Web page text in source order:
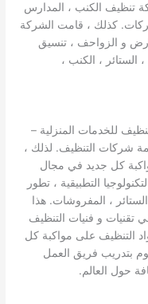
تنظيف الكنب ، المدارس
كذلك ، قامت الشركة
و الزواحف ، تنسيق
الستائر ، الكنب ،
للخدمات المنزلية –
شركات التنظيف. لذلك ،
كل جديد في مجال
التطبيقية ، تطور
، المفروشات. هذا
تقنيات و فنيات التنظيف
التنظيف على مواكبة كل
بتدريب فريق العمل
حول العالم.